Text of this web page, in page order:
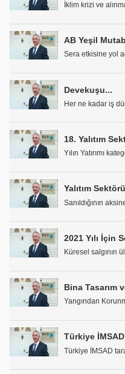
İklim krizi ve
AB Yeşil
Sera etkisine yol
Devekuşu...
Her ne kadar iş
18. Yalıtım
Yılın Yatırımı
Sanıldığının
Küresel salgının
Yangından
Türkiye İMSAD